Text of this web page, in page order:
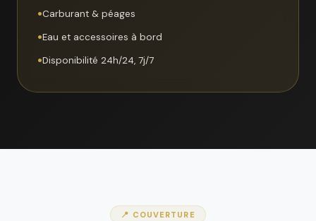
Carburant & péages
Eau et accessoires à bord
Disponibilité 24h/24, 7j/7
📍 COUVERTURE